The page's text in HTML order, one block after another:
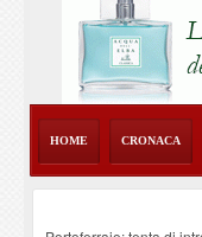
HOME CRONACA